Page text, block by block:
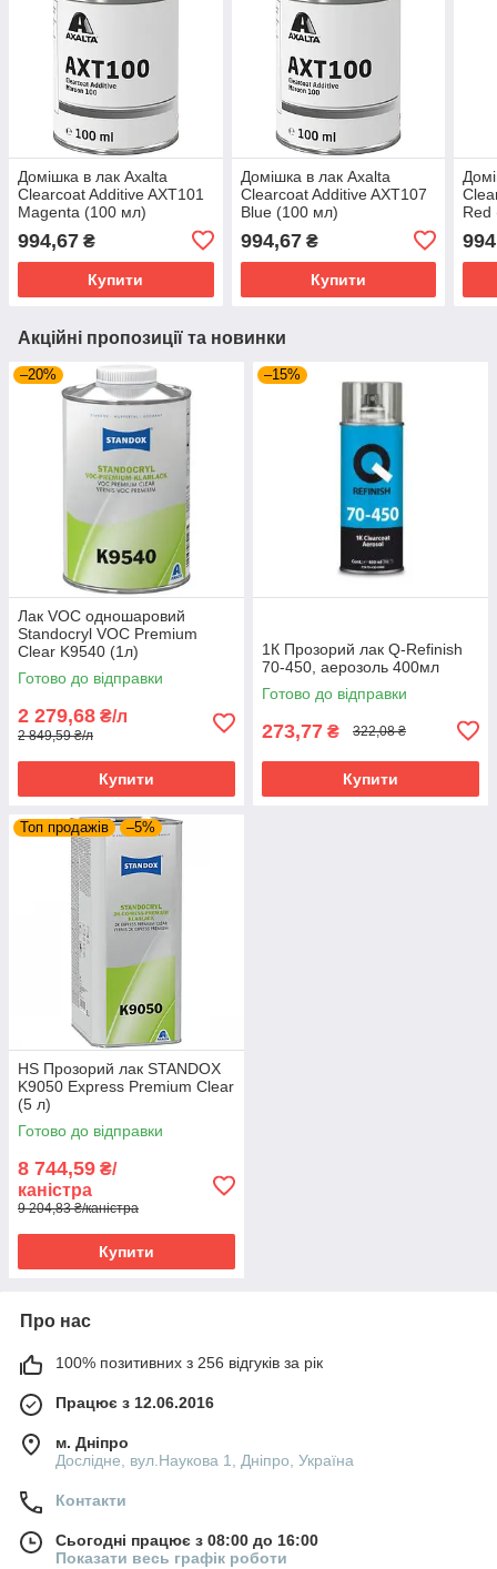
Домішка в лак Axalta
Clearcoat Additive AXT101
Magenta (100 мл)
994,67 ₴
Купити
Домішка в лак Axalta
Clearcoat Additive AXT107
Blue (100 мл)
994,67₴
Купити
Red
Акційні пропозиції та новинки
–20%
Лак VOC одношаровий
Standocryl VOC Premium
Clear K9540 (1л)
Готово до відправки
2 279,68 ₴/л
2 849,59 ₴/л
Купити
–15%
1К Прозорий лак Q-Refinish
70-450, аерозоль 400мл
Готово до відправки
273,77 ₴ 322,08 ₴
Купити
Топ продажів –5%
HS Прозорий лак STANDOX
K9050 Express Premium Clear
(5 л)
Готово до відправки
8 744,59 ₴/
каністра
9 204,83 ₴/каністра
Купити
Про нас
100% позитивних з 256 відгуків за рік
Працює з 12.06.2016
м. Дніпро
Дослідне, вул.Наукова 1, Дніпро, Україна
Контакти
Сьогодні працює з 08:00 до 16:00
Показати весь графік роботи